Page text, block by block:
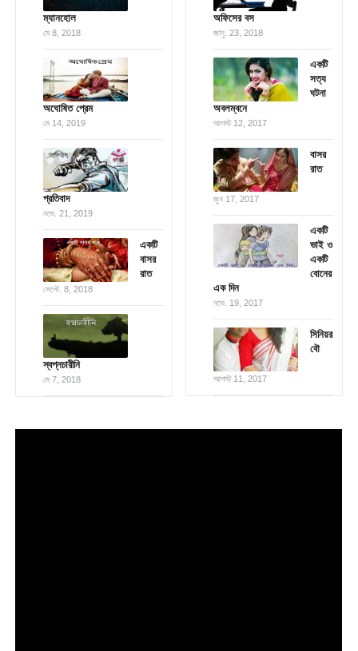
ম্যানহোল
মে 8, 2018
অঘোষিত প্রেম
মে 14, 2019
প্রতিবাদ
নভে. 21, 2019
একটি
বাসর
রাত
সেপ্টে. 8, 2018
স্বপ্নচারীনি
মে 7, 2018
অফিসের বস
জানু. 23, 2018
একটি
সত্য
ঘটনা
অবলম্বনে
আগস্ট 12, 2017
বাসর
রাত
জুন 17, 2017
একটি
ভাই ও
একটি
বোনের
এক দিন
নভে. 19, 2017
সিনিয়র
বৌ
আগস্ট 11, 2017